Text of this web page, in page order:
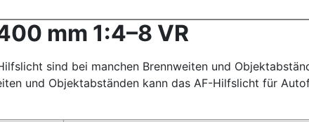
mm 1:4–8 VR
sind bei manchen Brennweiten und
und Objektabständen kann das AF-Hilfslicht für